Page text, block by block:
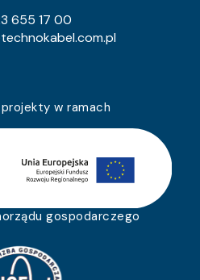
655 17 00
w ramach
gospodarczego